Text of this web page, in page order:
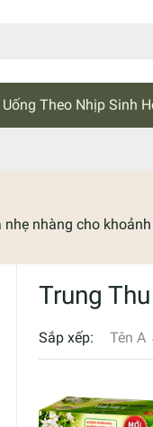
Theo Nhịp Sinh
nhàng cho
Trung Thu
Sắp xếp: Tên A